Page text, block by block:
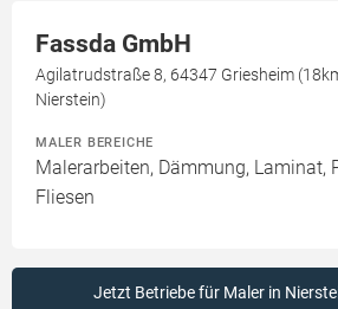
Fassda GmbH
Agilatrudstraße 8, 64347 Griesheim
Nierstein)
MALER BEREICHE
Malerarbeiten, Dämmung, Laminat,
Fliesen
Jetzt Betriebe für Maler in